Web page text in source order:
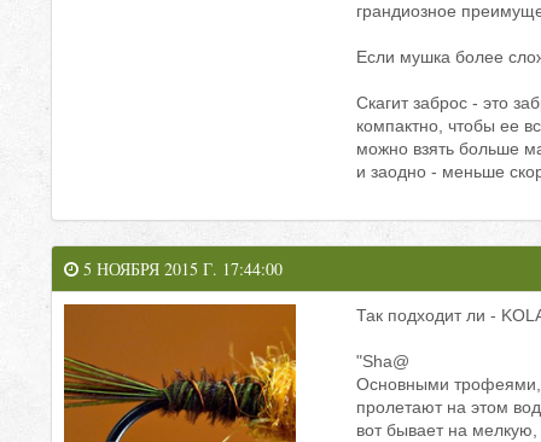
грандиозное
Если мушка более
Скагит заброс - это
компактно, чтобы ее
можно взять больше
и заодно - меньше
5 НОЯБРЯ 2015 Г. 17:44:00
Так подходит ли -
"Sha@
Основными трофеями,
пролетают на этом
вот бывает на